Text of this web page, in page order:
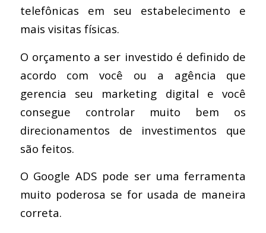
telefônicas em seu estabelecimento e
mais visitas físicas.
O orçamento a ser investido é definido de
acordo com você ou a agência que
gerencia seu marketing digital e você
consegue controlar muito bem os
direcionamentos de investimentos que
são feitos.
O Google ADS pode ser uma ferramenta
muito poderosa se for usada de maneira
correta.